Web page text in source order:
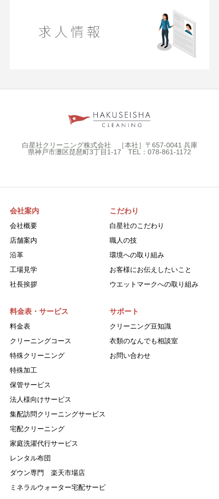
白星社クリーニング株式会社 ［本社］〒657-0041 兵庫
県神戸市灘区琵琶町3丁目1-17 TEL：078-861-1172
会社案内
会社概要
店舗案内
沿革
工場見学
社長挨拶
こだわり
白星社のこだわり
職人の技
環境への取り組み
お客様にお伝えしたいこと
ウエットマークへの取り組み
料金表・サービス
料金表
クリーニングコース
特殊クリーニング
特殊加工
保管サービス
法人様向けサービス
集配訪問クリーニングサービス
宅配クリーニング
家庭洗濯代行サービス
レンタル布団
ダウン専門 楽天市場店
ミネラルウォーター宅配サービ
サポート
クリーニング豆知識
衣類のなんでも相談室
お問い合わせ